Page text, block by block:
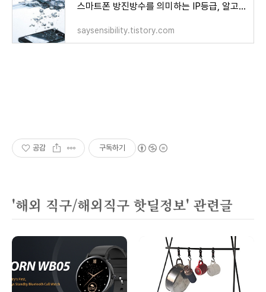
스마트폰 방진방수를 의미하는 IP등급, 알고 넘어가자!
saysensibility.tistory.com
공감 구독하기
'해외 직구/해외직구 핫딜정보' 관련글